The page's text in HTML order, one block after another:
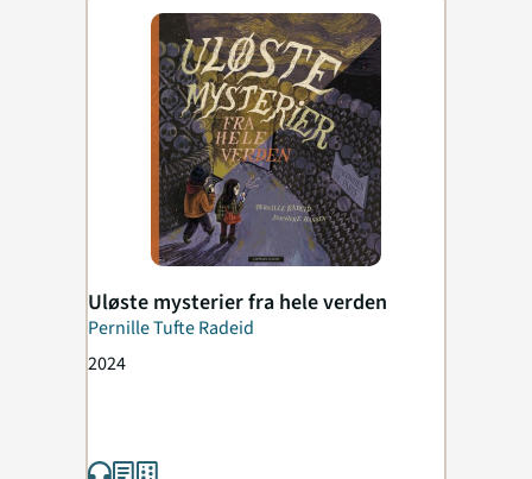
Uløste mysterier fra hele verden
Pernille Tufte Radeid
2024